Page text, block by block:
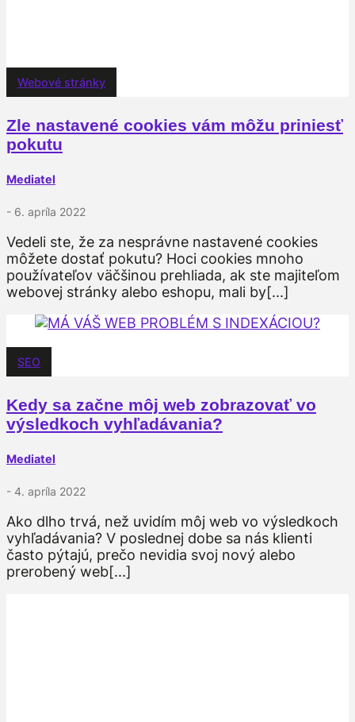
Webové stránky
Zle nastavené cookies vám môžu priniesť
pokutu
Mediatel
- 6. apríla 2022
Vedeli ste, že za nesprávne nastavené cookies
môžete dostať pokutu? Hoci cookies mnoho
používateľov väčšinou prehliada, ak ste majiteľom
webovej stránky alebo eshopu, mali by[...]
SEO
Kedy sa začne môj web zobrazovať vo
výsledkoch vyhľadávania?
Mediatel
- 4. apríla 2022
Ako dlho trvá, než uvidím môj web vo výsledkoch
vyhľadávania? V poslednej dobe sa nás klienti
často pýtajú, prečo nevidia svoj nový alebo
prerobený web[...]